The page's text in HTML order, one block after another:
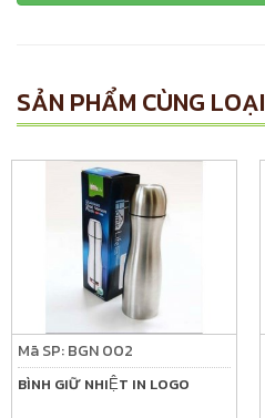
SẢN PHẨM CÙNG LOẠI
Mã SP: BGN 002
BÌNH GIỮ NHIỆT IN LOGO